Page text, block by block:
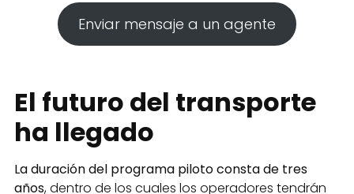
Enviar mensaje a un agente
El futuro del transporte
ha llegado
La duración del programa piloto consta de tres
años, dentro de los cuales los operadores tendrán